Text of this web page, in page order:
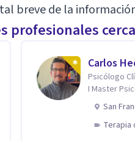
breve de la
profesionales
Carlos
Psicólogo
I Master
Terapeuta
San
Terapia